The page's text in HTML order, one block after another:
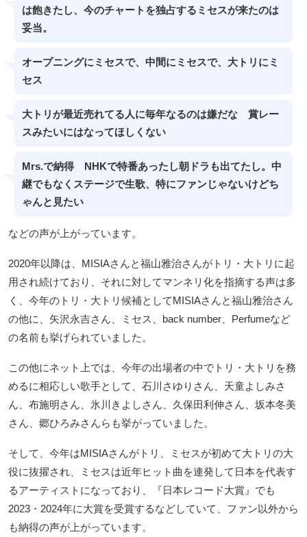
は飽きたし、今のチャートを独占するミセスが来たのは
妥当。
オープニングにミセスで、中間にミセスで、大トリにミ
セス
大トリが最近売れてる人に毎年なるのは嫌だな 賞レー
スみたいにはなってほしくない
Mrs.で納得 NHKで特番あったし朝ドラも出てたし。中
継でもなくステージで生歌、特にファンじゃないけどち
ゃんと見たい
などの声が上がっています。
2020年以降は、MISIAさんと福山雅治さんがトリ・大トリに起
用され続けており、それに対してマンネリ化を指摘する声は多
く、今年のトリ・大トリ候補としてMISIAさんと福山雅治さん
の他に、矢沢永吉さん、ミセス、back number、Perfumeなど
の名前も挙げられていました。
この他にネット上では、今年の出場者の中でトリ・大トリを務
めるに相応しい歌手として、石川さゆりさん、天童よしみさ
ん、布施明さん、氷川きよしさん、久保田利伸さん、坂本冬美
さん、郷ひろみさんらも挙がっていました。
そして、今年はMISIAさんがトリ、ミセスが初めて大トリの大
役に抜擢され、ミセスは近年ヒット曲を連発して日本を代表す
るアーティストになっており、『日本レコード大賞』でも
2023・2024年に大賞を受賞するなどしていて、ファン以外から
も納得の声が上がっています。